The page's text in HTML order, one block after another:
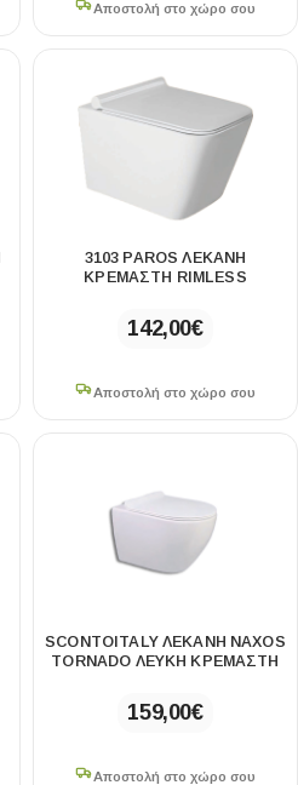
Αποστολή στο χώρο σου
3103 PAROS ΛΕΚΑΝΗ
ΚΡΕΜΑΣΤΗ RIMLESS
142,00€
Αποστολή στο χώρο σου
SCONTOITALY ΛΕΚΑΝΗ NAXOS
TORNADO ΛΕΥΚΗ ΚΡΕΜΑΣΤΗ
159,00€
Αποστολή στο χώρο σου